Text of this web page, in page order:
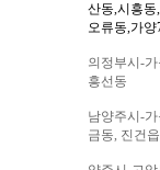
산동,시흥
오류동,가
의정부시-
흥선동
남양주시-
금동, 진건